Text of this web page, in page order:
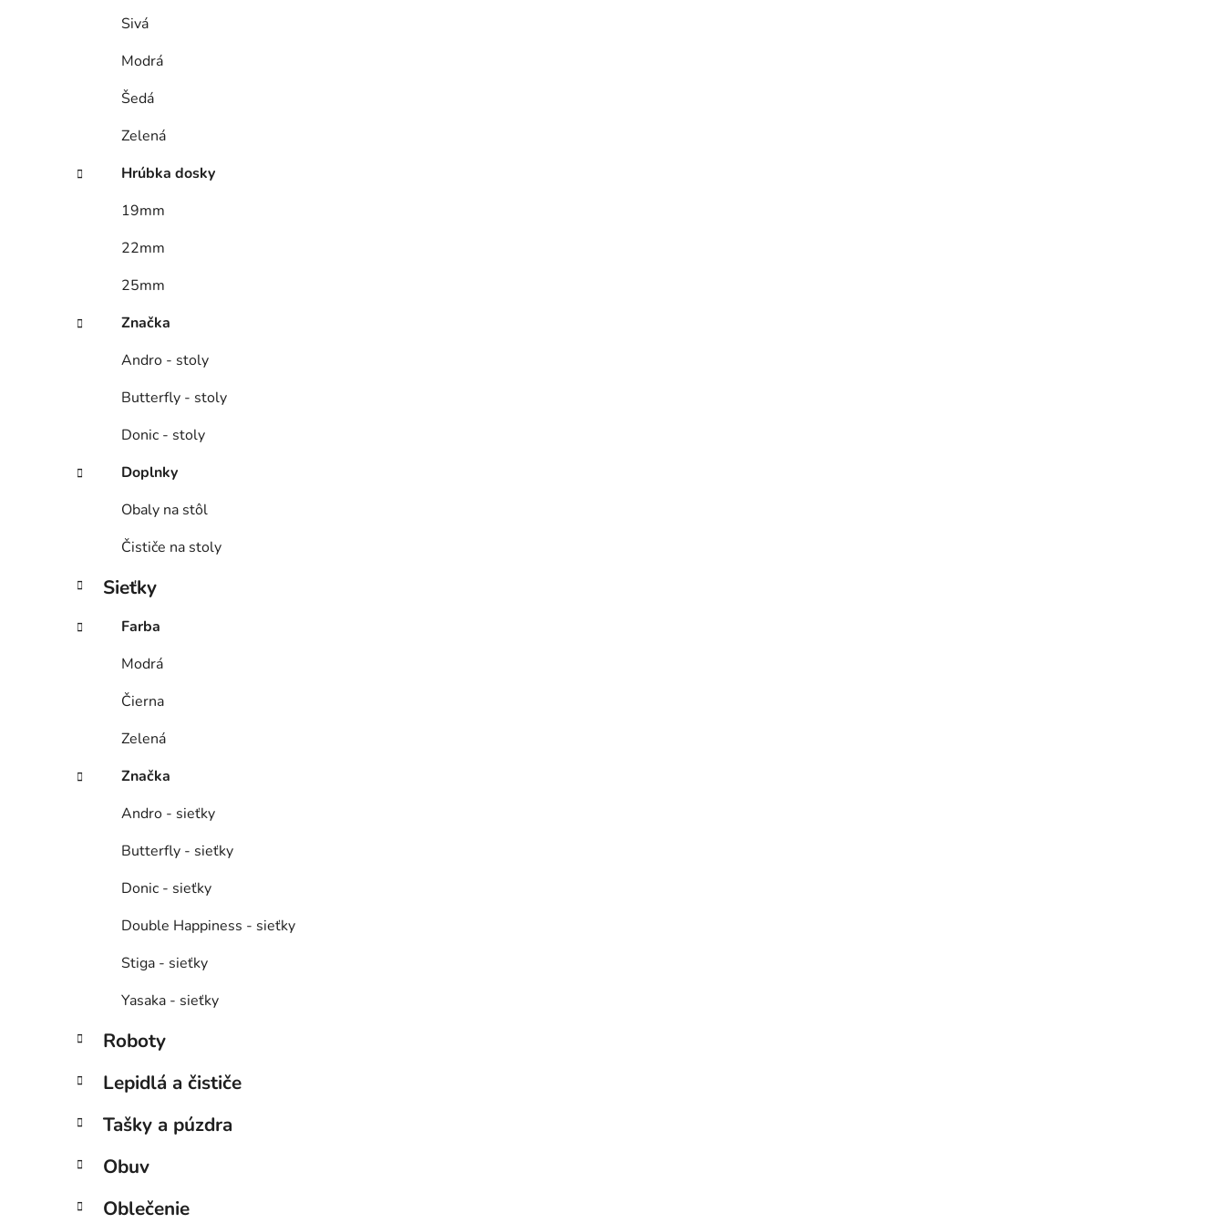
Sivá
Modrá
Šedá
Zelená
Hrúbka dosky
19mm
22mm
25mm
Značka
Andro - stoly
Butterfly - stoly
Donic - stoly
Doplnky
Obaly na stôl
Čističe na stoly
Sieťky
Farba
Modrá
Čierna
Zelená
Značka
Andro - sieťky
Butterfly - sieťky
Donic - sieťky
Double Happiness - sieťky
Stiga - sieťky
Yasaka - sieťky
Roboty
Lepidlá a čističe
Tašky a púzdra
Obuv
Oblečenie